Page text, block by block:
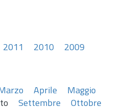
2011 2010
2009
Aprile
Maggio
Settembre
Ottobre